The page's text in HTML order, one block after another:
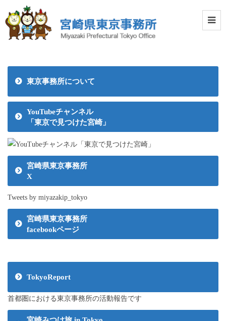
東京事務所について
YouTubeチャンネル
「東京で見つけた宮崎」
宮崎県東京事務所
X
Tweets by miyazakip_tokyo
宮崎県東京事務所
facebookページ
TokyoReport
首都圏における東京事務所の活動報告です